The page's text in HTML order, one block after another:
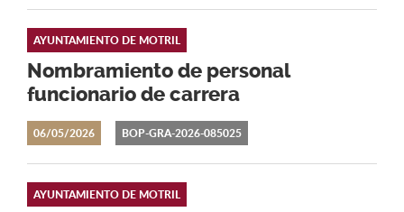
06/05/2026
Nombramiento de personal
funcionario de carrera
AYUNTAMIENTO DE MOTRIL
BOP-GRA-2026-085025
AYUNTAMIENTO DE MOTRIL